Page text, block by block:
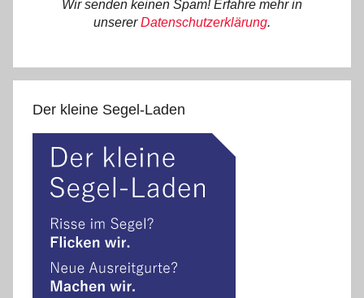
Wir senden keinen Spam! Erfahre mehr in
unsererDatenschutzerklärung.
Der kleine Segel-Laden